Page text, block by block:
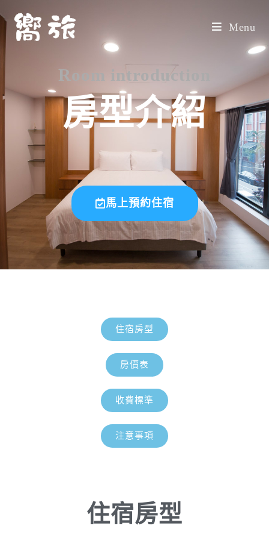
Menu
Room introduction
房型介紹
馬上預約住宿
住宿房型
房價表
收費標準
注意事項
住宿房型